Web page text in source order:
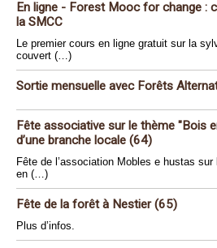
En ligne - Forest Mooc for change :
la SMCC
Le premier cours en ligne gratuit sur la
couvert (…)
Sortie mensuelle avec Forêts
Fête associative sur le thème "Bois
d’une branche locale (64)
Fête de l’association Mobles e hustas
en (…)
Fête de la forêt à Nestier (65)
Plus d’infos.